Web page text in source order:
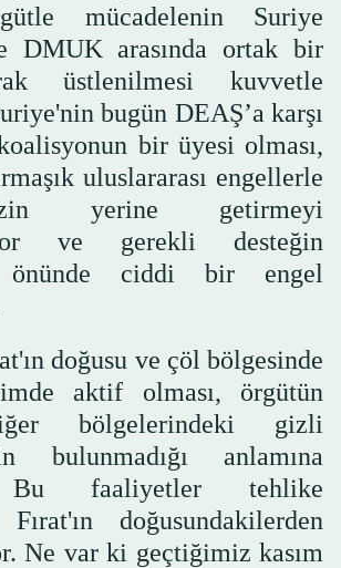
mücadelenin Suriye
DMUK arasında ortak bir
üstlenilmesi kuvvetle
bugün DEAŞ’a karşı
bir üyesi olması,
uluslararası engellerle
yerine getirmeyi
ve gerekli desteğin
önünde ciddi bir engel
doğusu ve çöl bölgesinde
aktif olması, örgütün
bölgelerindeki gizli
bulunmadığı anlamına
Bu faaliyetler tehlike
Fırat'ın doğusundakilerden
Ne var ki geçtiğimiz kasım